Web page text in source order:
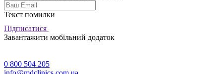
Текст помилки
Підписатися
Завантажити мобільний додаток
0 800 504 205